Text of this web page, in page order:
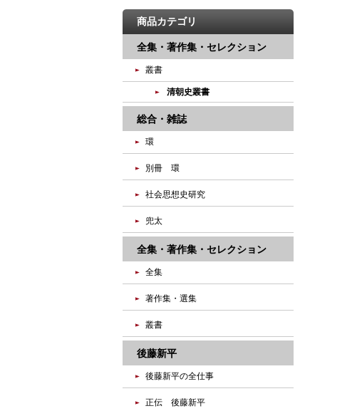
商品カテゴリ
全集・著作集・セレクション
叢書
清朝史叢書
総合・雑誌
環
別冊 環
社会思想史研究
兜太
全集・著作集・セレクション
全集
著作集・選集
叢書
後藤新平
後藤新平の全仕事
正伝 後藤新平